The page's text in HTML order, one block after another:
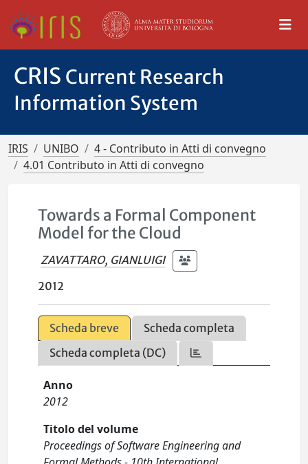
CRIS Current Research
Information System
IRIS UNIBO
4 - Contributo in Atti di convegno
4.01 Contributo in Atti di convegno
Towards a Formal Component
Model for the Cloud
ZAVATTARO, GIANLUIGI
2012
Scheda breve
Scheda completa
Scheda completa (DC)
Anno
2012
Titolo del volume
Proceedings of Software Engineering and